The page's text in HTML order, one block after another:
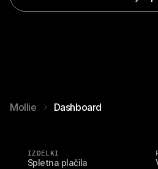
informiranih strateških
Mollie Dashboard
IZDELKI
Spletna plačila